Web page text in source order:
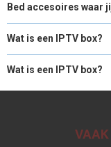
Bed accesoires waar
Wat is een IPTV box?
Wat is een IPTV box?